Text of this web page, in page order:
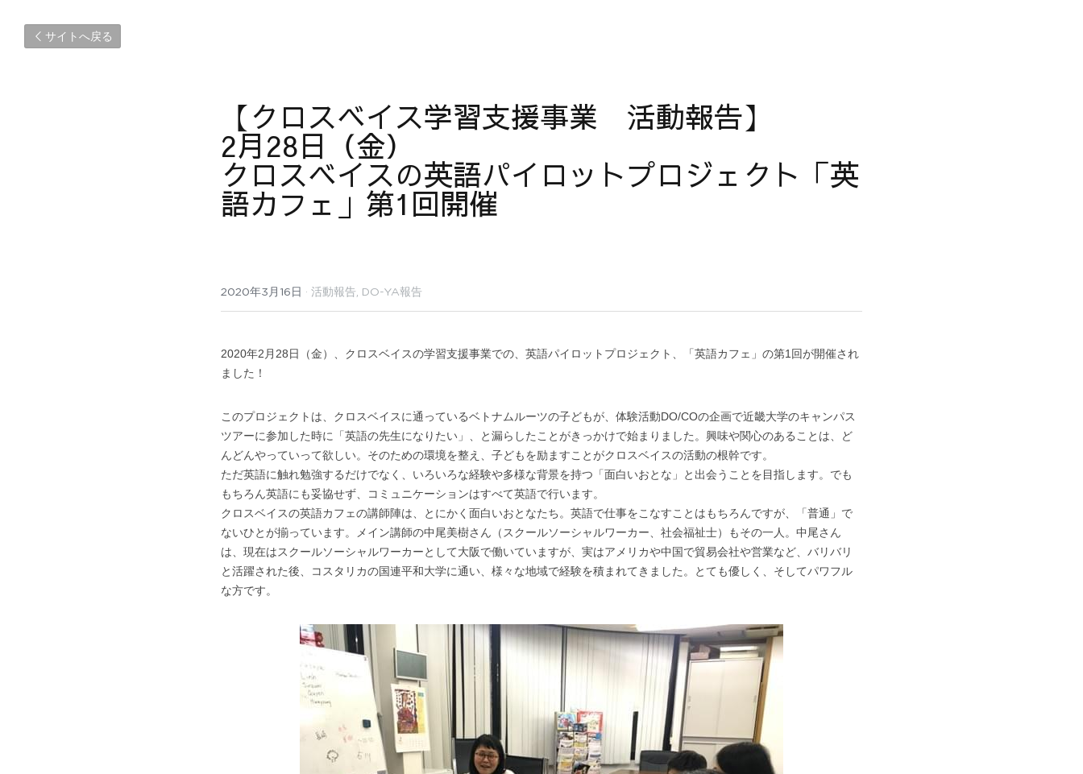
サイトへ戻る
【クロスベイス学習支援事業　活動報告】
2月28日（金）
クロスベイスの英語パイロットプロジェクト「英
語カフェ」第1回開催
2020年3月16日 · 活動報告, DO-YA報告
2020年2月28日（金）、クロスベイスの学習支援事業での、英語パイロットプロジェクト、「英語カフェ」の第1回が開催され
ました！
このプロジェクトは、クロスベイスに通っているベトナムルーツの子どもが、体験活動DO/COの企画で近畿大学のキャンパス
ツアーに参加した時に「英語の先生になりたい」、と漏らしたことがきっかけで始まりました。興味や関心のあることは、ど
んどんやっていって欲しい。そのための環境を整え、子どもを励ますことがクロスベイスの活動の根幹です。
ただ英語に触れ勉強するだけでなく、いろいろな経験や多様な背景を持つ「面白いおとな」と出会うことを目指します。でも
もちろん英語にも妥協せず、コミュニケーションはすべて英語で行います。
クロスベイスの英語カフェの講師陣は、とにかく面白いおとなたち。英語で仕事をこなすことはもちろんですが、「普通」で
ないひとが揃っています。メイン講師の中尾美樹さん（スクールソーシャルワーカー、社会福祉士）もその一人。中尾さん
は、現在はスクールソーシャルワーカーとして大阪で働いていますが、実はアメリカや中国で貿易会社や営業など、バリバリ
と活躍された後、コスタリカの国連平和大学に通い、様々な地域で経験を積まれてきました。とても優しく、そしてパワフル
な方です。